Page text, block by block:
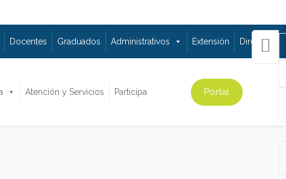
Docentes Graduados Administrativos Extensión Directorio
Atención y Servicios Participa Portal